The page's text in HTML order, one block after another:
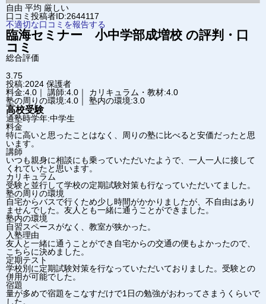
自由 平均 厳しい
口コミ投稿者ID:2644117
不適切な口コミを報告する
臨海セミナー 小中学部成増校 の評判・口
コミ
総合評価
3.75
投稿:2024 保護者
料金:4.0｜ 講師:4.0｜ カリキュラム・教材:4.0
塾の周りの環境:4.0｜ 塾内の環境:3.0
高校受験
通塾時学年:中学生
料金
特に高いと思ったことはなく、周りの塾に比べると安価だったと思
います。
講師
いつも親身に相談にも乗っていただいたようで、一人一人に接して
くれていたと思います。
カリキュラム
受験と並行して学校の定期試験対策も行なっていただいてました。
塾の周りの環境
自宅からバスで行くため少し時間がかかりましたが、不自由はあり
ませんでした。友人とも一緒に通うことができました。
塾内の環境
自習スペースがなく、教室が狭かった。
入塾理由
友人と一緒に通うことができ自宅からの交通の便もよかったので、
こちらに決めました。
定期テスト
学校別に定期試験対策を行なっていただいておりました。受験との
併用が可能でした。
宿題
量が多めで宿題をこなすだけで1日の勉強がおわってさまうくらいで
した。